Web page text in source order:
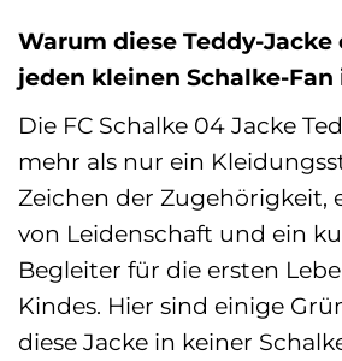
Warum diese Teddy-Jacke
jeden kleinen Schalke-Fan
Die FC Schalke 04 Jacke
mehr als nur ein
Zeichen der Zugehörigkeit,
von Leidenschaft und ein
Begleiter für die ersten
Kindes. Hier sind einige
diese Jacke in keiner